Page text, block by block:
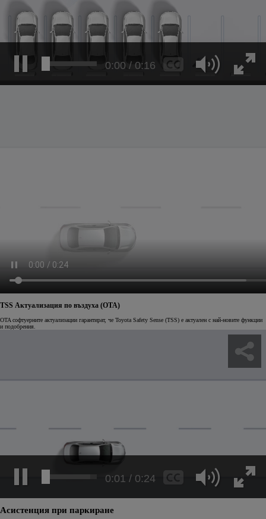
0:04 / 0:16
TSS Актуализация по въздуха (OTA)
OTA софтуерните актуализации гарантират, че Toyota Safety Sense (TSS) е актуален с най-новите функции
и подобрения.
0:03 / 0:24
Асистенция при паркиране